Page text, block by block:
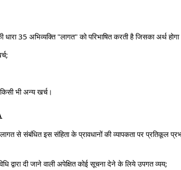
धारा 35 अभिव्यक्ति "लागत" को परिभाषित करती है जिसका अर्थ
भी अन्य खर्च।
से संबंधित इस संहिता के प्रावधानों की व्यापकता पर प्रतिकूल
द्वारा दी जाने वाली अपेक्षित कोई सूचना देने के लिये उपगत व्यय;